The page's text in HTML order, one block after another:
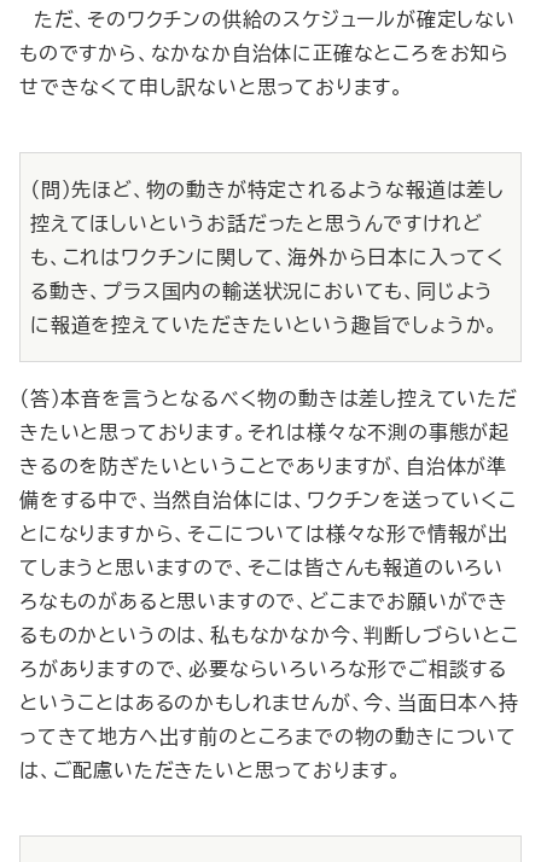
ただ、そのワクチンの供給のスケジュールが確定しない
ものですから、なかなか自治体に正確なところをお知ら
せできなくて申し訳ないと思っております。
（問）先ほど、物の動きが特定されるような報道は差し
控えてほしいというお話だったと思うんですけれど
も、これはワクチンに関して、海外から日本に入ってく
る動き、プラス国内の輸送状況においても、同じよう
に報道を控えていただきたいという趣旨でしょうか。
（答）本音を言うとなるべく物の動きは差し控えていただ
きたいと思っております。それは様々な不測の事態が起
きるのを防ぎたいということでありますが、自治体が準
備をする中で、当然自治体には、ワクチンを送っていくこ
とになりますから、そこについては様々な形で情報が出
てしまうと思いますので、そこは皆さんも報道のいろい
ろなものがあると思いますので、どこまでお願いができ
るものかというのは、私もなかなか今、判断しづらいとこ
ろがありますので、必要ならいろいろな形でご相談する
ということはあるのかもしれませんが、今、当面日本へ持
ってきて地方へ出す前のところまでの物の動きについて
は、ご配慮いただきたいと思っております。